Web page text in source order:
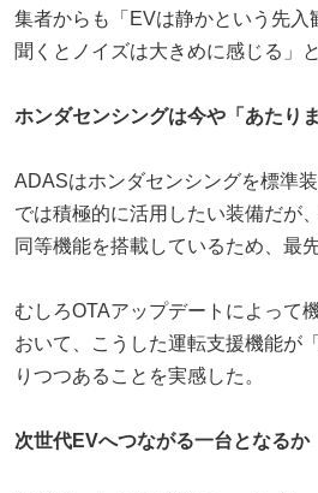
集者からも「EVは静かという先入
聞くとノイズは大きめに感じる」
ホンダセンシングは今や「あたり
ADASはホンダセンシングを標準
では積極的に活用したい装備だが
同等機能を搭載しているため、最
むしろOTAアップデートによって
おいて、こうした運転支援機能が
りつつあることを実感した。
次世代EVへつながる一台となるか